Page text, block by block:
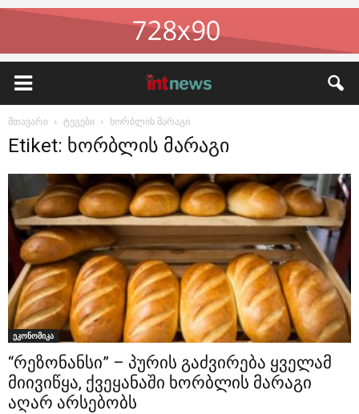
მთავარი ტეგები ხორბლის მარაგი
Etiket: ხორბლის მარაგი
ეკონომიკა
“რეზონანსი” – პურის გაძვირება ყველამ
მიივიწყა, ქვეყანაში ხორბლის მარაგი
აღარ არსებობს